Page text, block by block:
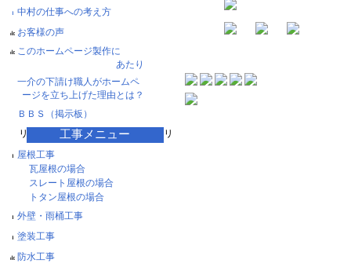
中村の仕事への考え方
お客様の声
このホームページ製作に
あたり
一介の下請け職人がホームペ
ージを立ち上げた理由とは？
ＢＢＳ（掲示板）
工事メニュー
屋根工事
瓦屋根の場合
スレート屋根の場合
トタン屋根の場合
外壁・雨桶工事
塗装工事
防水工事